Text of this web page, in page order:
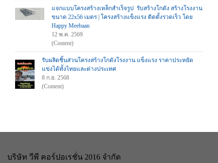
แจกแบบโครงสร้างเหล็กสำเร็จรูป รับสร้างโกดัง สร้างโรงงาน
ขนาด 22x56 เมตร | โครงสร้างแข็งแรง ติดตั้งรวดเร็ว โดย
Happy Meebaan
12 พ.ค. 2569
(Content)
รับผลิตชิ้นส่วนโครงสร้างโกดังโรงงาน แข็งแรง ราคาประหยัด
แข่งได้ทั้งไทยและต่างประเทศ
8 ก.ย. 2568
(Content)
บริษัท วีพี คอร์ปอเรชั่น 2016 จำกัด